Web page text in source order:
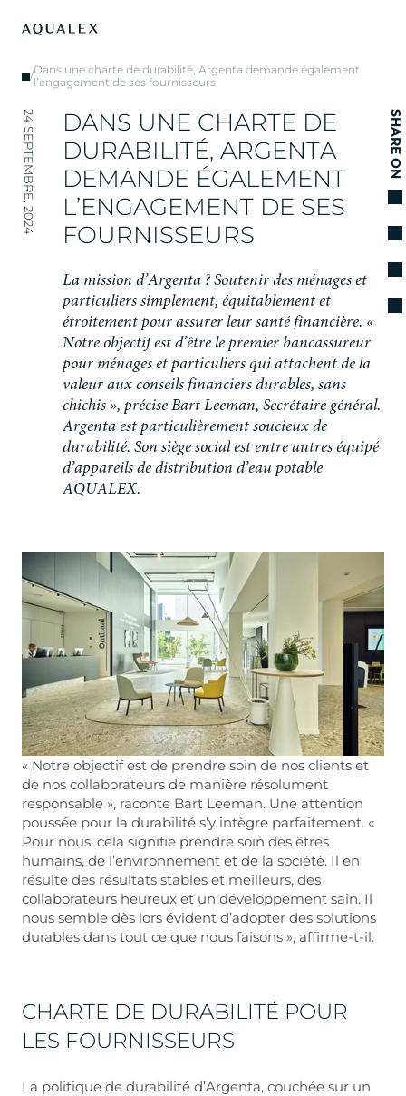
/Dans une charte de durabilité, Argenta demande également
l’engagement de ses fournisseurs
24 SEPTEMBRE, 2024 DANS UNE CHARTE DE
DURABILITÉ, ARGENTA
DEMANDE ÉGALEMENT
L’ENGAGEMENT DE SES
FOURNISSEURS
La mission d’Argenta ? Soutenir des ménages et
particuliers simplement, équitablement et
étroitement pour assurer leur santé financière. «
Notre objectif est d’être le premier bancassureur
pour ménages et particuliers qui attachent de la
valeur aux conseils financiers durables, sans
chichis », précise Bart Leeman, Secrétaire général.
Argenta est particulièrement soucieux de
durabilité. Son siège social est entre autres équipé
d’appareils de distribution d’eau potable
AQUALEX.
SHARE ON
« Notre objectif est de prendre soin de nos clients et
de nos collaborateurs de manière résolument
responsable », raconte Bart Leeman. Une attention
poussée pour la durabilité s’y intègre parfaitement. «
Pour nous, cela signifie prendre soin des êtres
humains, de l’environnement et de la société. Il en
résulte des résultats stables et meilleurs, des
collaborateurs heureux et un développement sain. Il
nous semble dès lors évident d’adopter des solutions
durables dans tout ce que nous faisons », affirme-t-il.
CHARTE DE DURABILITÉ POUR
LES FOURNISSEURS
La politique de durabilité d’Argenta, couchée sur un